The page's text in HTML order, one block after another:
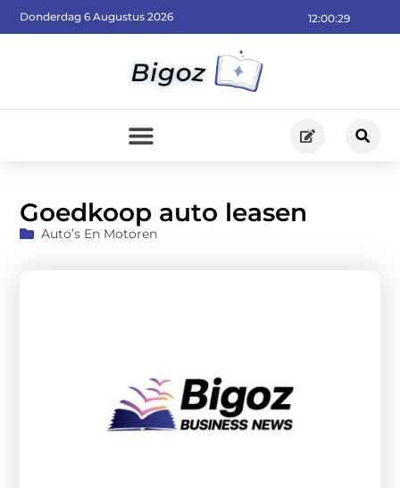
12:00:30
Donderdag 6 Augustus 2026
Goedkoop auto leasen
Auto’s En Motoren